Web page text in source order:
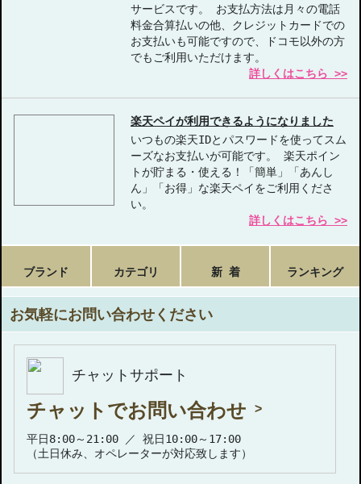
サービスです。 お支払方法は月々の電話
料金合算払いの他、クレジットカードでの
お支払いも可能ですので、ドコモ以外の方
でもご利用いただけます。
詳しくはこちら >>
楽天ペイが利用できるようになりました
いつもの楽天IDとパスワードを使ってスム
ーズなお支払いが可能です。 楽天ポイン
トが貯まる・使える！「簡単」「あんし
ん」「お得」な楽天ペイをご利用くださ
い。
詳しくはこちら >>
ブランド カテゴリ 新 着 ランキング
お気軽にお問い合わせください
チャットサポート
チャットでお問い合わせ
平日8:00～21:00 ／ 祝日10:00～17:00
（土日休み、オペレーターが対応致します）